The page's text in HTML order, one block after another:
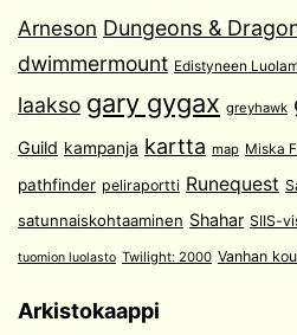
Arneson Dungeons &
dwimmermount Edistyneen
laakso gary gygax greyhawk
Guild kampanja kartta map Miska
pathfinder peliraportti Runequest
satunnaiskohtaaminen Shahar SIIS-
tuomion luolasto Twilight: 2000 Vanhan
Arkistokaappi